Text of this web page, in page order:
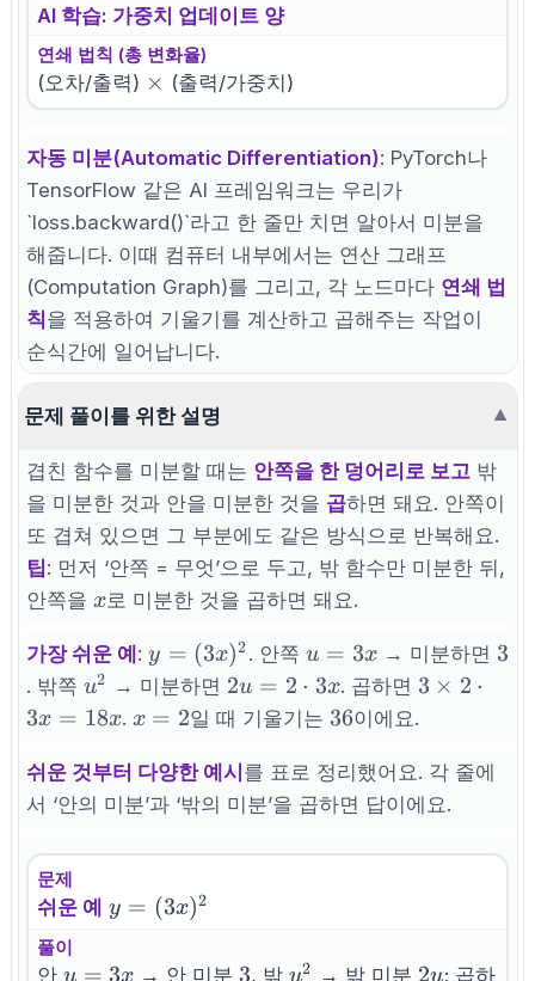
AI 학습: 가중치 업데이트 양
연쇄 법칙 (총 변화율)
(오차/출력) \times
× (출력/가중치)
자동 미분(Automatic Differentiation): PyTorch나
TensorFlow 같은 AI 프레임워크는 우리가
`loss.backward()`라고 한 줄만 치면 알아서 미분을
해줍니다. 이때 컴퓨터 내부에서는 연산 그래프
(Computation Graph)를 그리고, 각 노드마다 연쇄 법
칙을 적용하여 기울기를 계산하고 곱해주는 작업이
순식간에 일어납니다.
문제 풀이를 위한 설명 ▼
겹친 함수를 미분할 때는 안쪽을 한 덩어리로 보고 밖
을 미분한 것과 안을 미분한 것을 곱하면 돼요. 안쪽이
또 겹쳐 있으면 그 부분에도 같은 방식으로 반복해요.
팁: 먼저 ‘안쪽 = 무엇’으로 두고, 밖 함수만 미분한 뒤,
안쪽을x
x로 미분한 것을 곱하면 돼요.
가장 쉬운 예 :y=
(3x)^2
y = (3x)2. 안쪽u=3x
u = 3x→ 미분하면 3
3
. 밖쪽u^2
u2 → 미분하면 2u=2\cdot
3x
2u = 2 ⋅ 3x. 곱하면 3
3x =
18x
3 × 2 ⋅
3x = 18x. x=2
x = 2일 때 기울기는 36
36이에요.
쉬운 것부터 다양한 예시 를 표로 정리했어요. 각 줄에
서 ‘안의 미분’과 ‘밖의 미분’을 곱하면 답이에요.
문제
쉬운 예 y=
y = (3x)2
풀이
안 u x → 안 미분 , 밖u2 → 밖 미분 u; 곱하